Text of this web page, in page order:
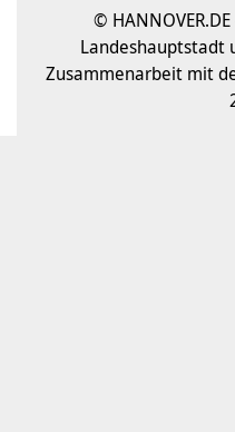
©
Landeshauptstadt
Zusammenarbeit mit